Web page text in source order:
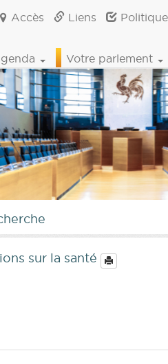
Accès Liens
Votre parlement
sur la santé